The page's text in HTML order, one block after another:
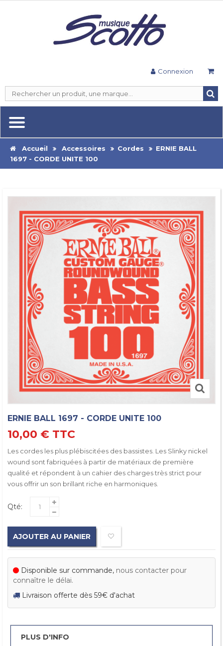
Connexion
Accueil Accessoires Cordes
ERNIE BALL
1697 - CORDE UNITE 100
ERNIE BALL 1697 - CORDE UNITE 100
10,00 € TTC
Les cordes les plus plébiscitées des bassistes. Les Slinky nickel
wound sont fabriquées à partir de matériaux de première
qualité et répondent à un cahier des charges très strict pour
vous offrir un son brillant riche en harmoniques.
Qté:
AJOUTER AU PANIER
Disponible sur commande, nous contacter pour
connaître le délai.
Livraison offerte dès 59€ d'achat
PLUS D'INFO